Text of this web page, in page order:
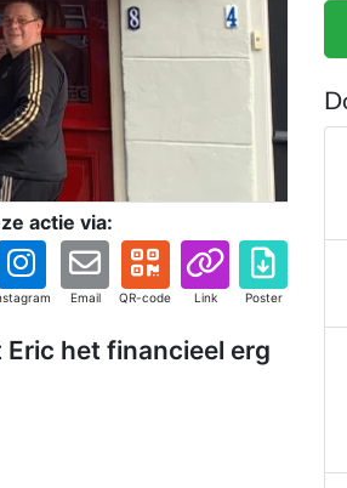
actie via:
Email QR-code Link Poster
het financieel erg